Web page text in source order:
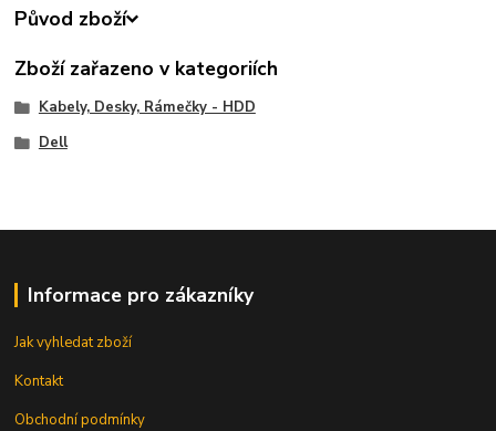
Původ zboží
Zboží zařazeno v kategoriích
Kabely, Desky, Rámečky - HDD
Dell
Informace pro zákazníky
Jak vyhledat zboží
Kontakt
Obchodní podmínky